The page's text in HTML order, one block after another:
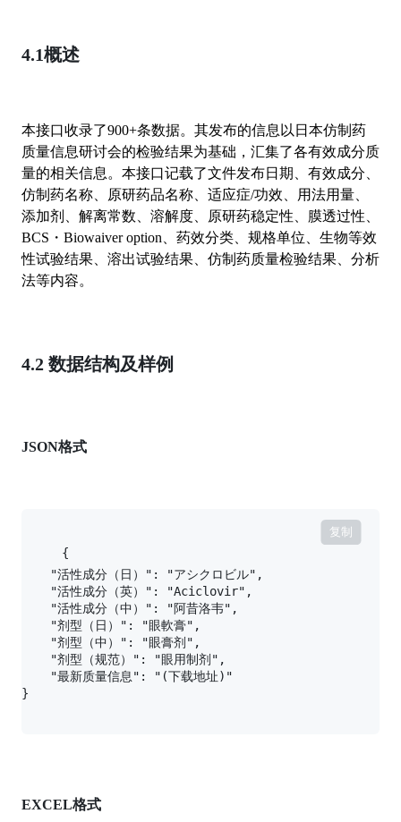
4.1概述
本接口收录了900+条数据。其发布的信息以日本仿制药
质量信息研讨会的检验结果为基础，汇集了各有效成分质
量的相关信息。本接口记载了文件发布日期、有效成分、
仿制药名称、原研药品名称、适应症/功效、用法用量、
添加剂、解离常数、溶解度、原研药稳定性、膜透过性、
BCS・Biowaiver option、药效分类、规格单位、生物等效
性试验结果、溶出试验结果、仿制药质量检验结果、分析
法等内容。
4.2 数据结构及样例
JSON格式
复制
{
    "活性成分（日）": "アシクロビル",
    "活性成分（英）": "Aciclovir",
    "活性成分（中）": "阿昔洛韦",
    "剂型（日）": "眼軟膏",
    "剂型（中）": "眼膏剂",
    "剂型（规范）": "眼用制剂",
    "最新质量信息": "(下载地址)"
EXCEL格式